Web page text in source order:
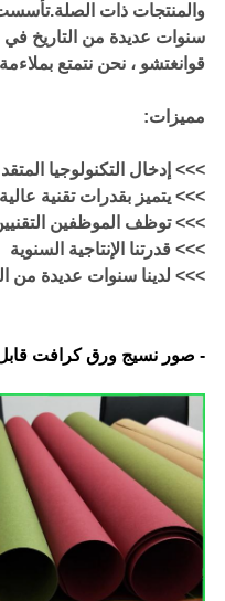
سنوات عديدة من التاريخ
قوانغتشو ، نحن نتمتع
مميزات:
>>> إدخال التكنولوجيا
>>> يتميز بقدرات تقنية عالية
>>> توظف الموظفين
>>> قدرتنا الإنتاجية السنوية
>>> لدينا سنوات عديدة من
- صور نسيج ورق كرافت